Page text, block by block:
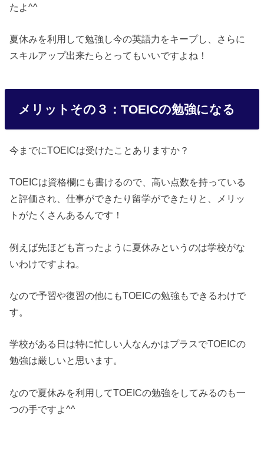
たよ^^
夏休みを利用して勉強し今の英語力をキープし、さらに
スキルアップ出来たらとってもいいですよね！
メリットその３：TOEICの勉強になる
今までにTOEICは受けたことありますか？
TOEICは資格欄にも書けるので、高い点数を持っている
と評価され、仕事ができたり留学ができたりと、メリッ
トがたくさんあるんです！
例えば先ほども言ったように夏休みというのは学校がな
いわけですよね。
なので予習や復習の他にもTOEICの勉強もできるわけで
す。
学校がある日は特に忙しい人なんかはプラスでTOEICの
勉強は厳しいと思います。
なので夏休みを利用してTOEICの勉強をしてみるのも一
つの手ですよ^^